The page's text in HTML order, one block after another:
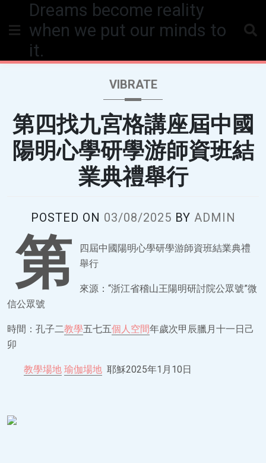
content
Dreams become reality
when we put our minds to
it.
VIBRATE
第四找九宮格講座屆中國
陽明心學研學游師資班結
業典禮舉行
POSTED ON 03/08/2025 BY ADMIN
第
四屆中國陽明心學研學游師資班結業典禮
舉行
來源：“浙江省稽山王陽明研討院公眾號”微
信公眾號
時間：孔子二教學五七五個人空間年歲次甲辰臘月十一日己
卯
教學場地 瑜伽場地 耶穌2025年1月10日